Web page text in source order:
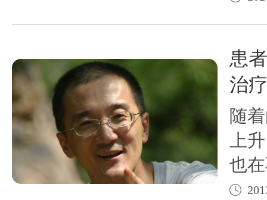
必
人
患
状
患
治疗
随
上
也
白